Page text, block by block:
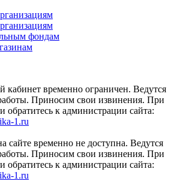
фондам
кабинет временно ограничен. Ведутся
Приносим свои извинения. При
обратитесь к администрации сайта:
1.ru
сайте временно не доступна. Ведутся
Приносим свои извинения. При
обратитесь к администрации сайта:
1.ru